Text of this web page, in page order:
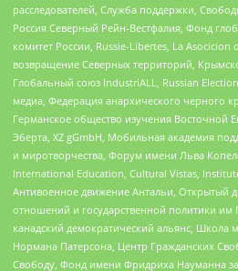
расследователей, Служба поддержки,
Россия Северный Рейн-Вестфалия, Фонд
комитет России, Russie-Libertes, La Asocicion
возвращение Северных территорий,
Глобальный союз IndustriALL, Russian
медиа, Федерация анархического черного
Германское общество изучения
Эберта, XZ gGmbH, Мобильная академия
и миротворчества, Форум имени Льва
International Education, Cultural Vistas,
Антивоенное движение Антальи, Открытый
отношений и государственной политики им
канадский демократический альянс,
Нормана Патерсона, Центр Гражданских
Свободу, Фонд имени Фридриха Науманна